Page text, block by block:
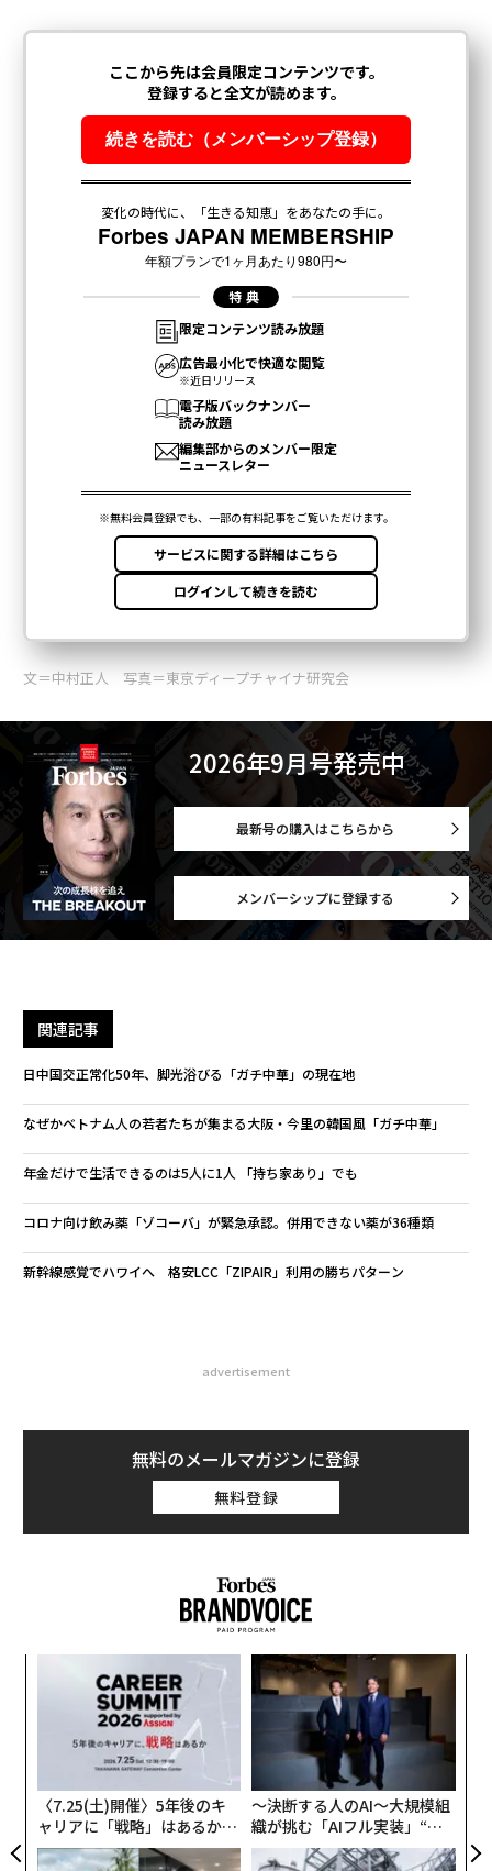
文＝中村正人 写真＝東京ディープチャイナ研究会
2026年9月号発売中
最新号の購入はこちらから
メンバーシップに登録する
関連記事
日中国交正常化50年、脚光浴びる「ガチ中華」の現在地
なぜかベトナム人の若者たちが集まる大阪・今里の韓国風「ガチ中華」
年金だけで生活できるのは5人に1人 「持ち家あり」でも
コロナ向け飲み薬「ゾコーバ」が緊急承認。併用できない薬が36種類
新幹線感覚でハワイへ 格安LCC「ZIPAIR」利用の勝ちパターン
advertisement
無料のメールマガジンに登録
無料登録
〈7.25(土)開催〉5年後のキ
ャリアに「戦略」はあるか。
トップエグゼクティブのキャ
〜決断する人のAI〜大規模組
織が挑む「AIフル実装」“使
う”企業から“動く”企業へ【N